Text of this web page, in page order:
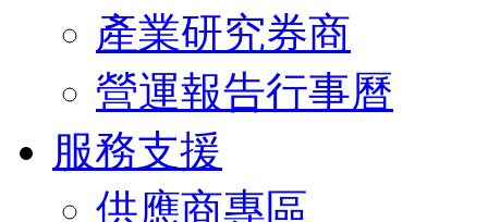
產業研究券商
營運報告行事曆
服務支援
供應商專區